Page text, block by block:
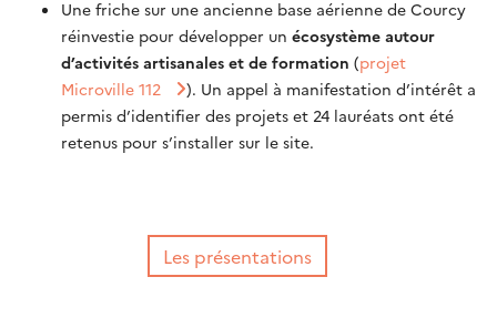
Une friche sur une ancienne base aérienne de Courcy
réinvestie pour développer un écosystème autour
d’activités artisanales et de formation (projet
Microville 112
). Un appel à manifestation d’intérêt a
permis d’identifier des projets et 24 lauréats ont été
retenus pour s’installer sur le site.
Les présentations